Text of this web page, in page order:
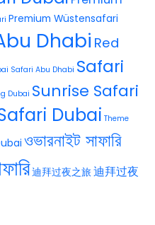
Premium Wüstensafari
Dhabi Red
Safari Abu Dhabi Safari
Dubai Sunrise Safari
Dubai Theme
ওভারনাইট সাফারি
迪拜过夜之旅迪拜过夜